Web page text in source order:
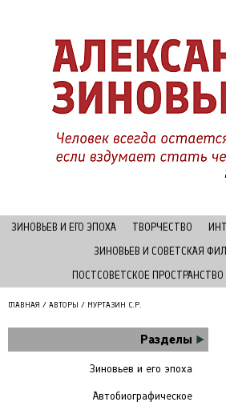
ЗИНОВЬЕВ И ЕГО ЭПОХА ТВОРЧЕСТВО
ЗИНОВЬЕВ И СОВЕТСКАЯ
ПОСТСОВЕТСКОЕ
ГЛАВНАЯ / АВТОРЫ / МУРТАЗИН С.Р.
Разделы
Зиновьев и его эпоха
Автобиографическое